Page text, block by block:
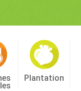
Plantation